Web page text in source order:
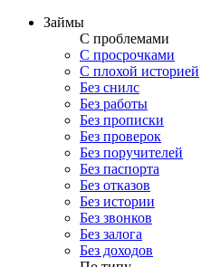
Займы
С проблемами
С просрочками
С плохой историей
Без снилс
Без работы
Без прописки
Без проверок
Без поручителей
Без паспорта
Без отказов
Без истории
Без звонков
Без залога
Без доходов